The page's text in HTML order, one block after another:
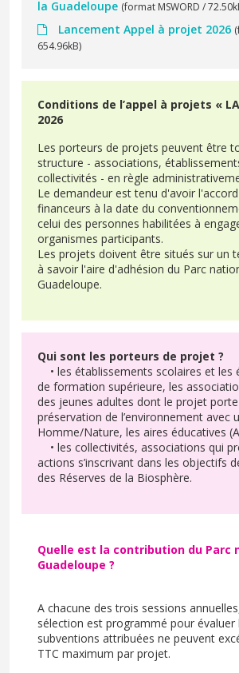
la Guadeloupe (format MSWORD /
Lancement Appel à projet 2026
654.96kB)
Conditions de l’appel à projets «
2026
Les porteurs de projets peuvent être
structure - associations,
collectivités - en règle
Le demandeur est tenu d'avoir
financeurs à la date du
celui des personnes habilitées à
organismes participants.
Les projets doivent être situés sur un
à savoir l'aire d'adhésion du Parc
Guadeloupe.
Qui sont les porteurs de projet ?
• les établissements scolaires et les
de formation supérieure, les
des jeunes adultes dont le projet
préservation de l’environnement avec
Homme/Nature, les aires éducatives
• les collectivités, associations qui
actions s’inscrivant dans les objectifs
des Réserves de la Biosphère.
Quelle est la contribution du Parc
Guadeloupe ?
A chacune des trois sessions
sélection est programmé pour évaluer
subventions attribuées ne peuvent
TTC maximum par projet.